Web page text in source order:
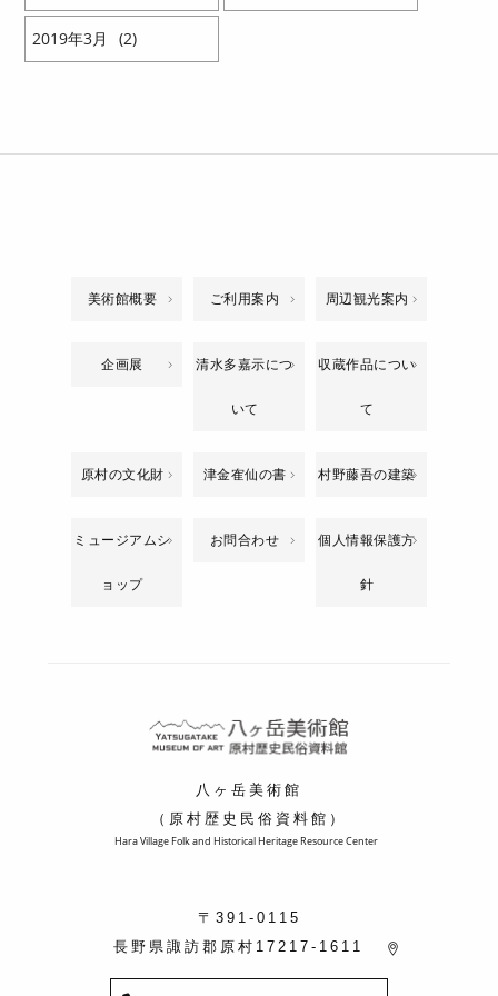
2019 3 2
美術館概要 ご利用案内 周辺観光案内
企画展 清水多嘉示につ
いて
収蔵作品につい
て
原村の文化財 津金隺仙の書 村野藤吾の建築
ミュージアムシ
ョップ
お問合わせ 個人情報保護方
針
八ヶ岳美術館
（原村歴史民俗資料館）
Hara Village Folk and Historical Heritage Resource Center
〒391-0115
長野県諏訪郡原村17217-1611